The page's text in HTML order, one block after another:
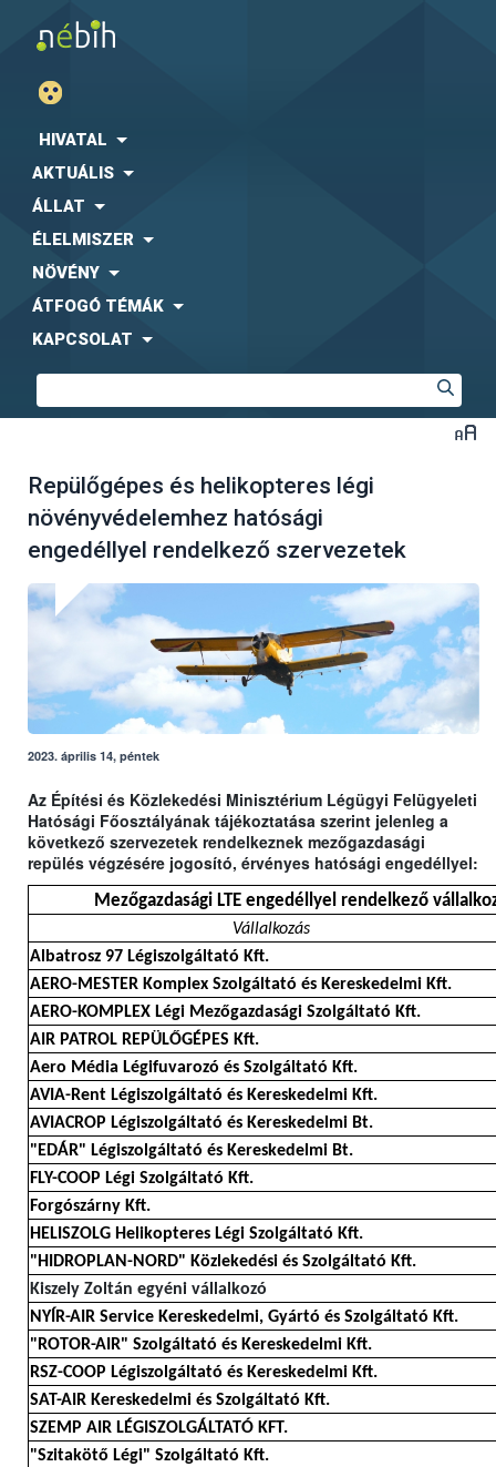
HIVATAL
AKTUÁLIS
ÁLLAT
ÉLELMISZER
NÖVÉNY
ÁTFOGÓ TÉMÁK
KAPCSOLAT
Repülőgépes és helikopteres légi
növényvédelemhez hatósági
engedéllyel rendelkező szervezetek
2023. április 14, péntek
Az Építési és Közlekedési Minisztérium Légügyi Felügyeleti
Hatósági Főosztályának tájékoztatása szerint jelenleg a
következő szervezetek rendelkeznek mezőgazdasági
repülés végzésére jogosító, érvényes hatósági engedéllyel:
Mezőgazdasági LTE engedéllyel rendelkező
Vállalkozás
Albatrosz 97 Légiszolgáltató Kft.
AERO-MESTER Komplex Szolgáltató és Kereskedelmi Kft.
AERO-KOMPLEX Légi Mezőgazdasági Szolgáltató Kft.
AIR PATROL REPÜLŐGÉPES Kft.
Aero Média Légifuvarozó és Szolgáltató Kft.
AVIA-Rent Légiszolgáltató és Kereskedelmi Kft.
AVIACROP Légiszolgáltató és Kereskedelmi Bt.
"EDÁR" Légiszolgáltató és Kereskedelmi Bt.
FLY-COOP Légi Szolgáltató Kft.
Forgószárny Kft.
HELISZOLG Helikopteres Légi Szolgáltató Kft.
"HIDROPLAN-NORD" Közlekedési és Szolgáltató Kft.
Kiszely Zoltán egyéni vállalkozó
NYÍR-AIR Service Kereskedelmi, Gyártó és Szolgáltató Kft.
"ROTOR-AIR" Szolgáltató és Kereskedelmi Kft.
RSZ-COOP Légiszolgáltató és Kereskedelmi Kft.
SAT-AIR Kereskedelmi és Szolgáltató Kft.
SZEMP AIR LÉGISZOLGÁLTATÓ KFT.
"Szitakötő Légi" Szolgáltató Kft.